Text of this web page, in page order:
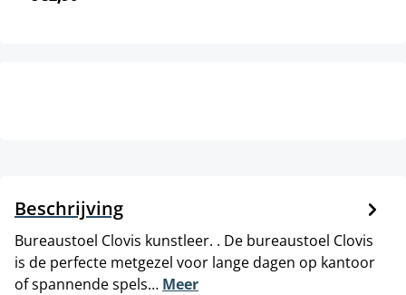
Beschrijving
Bureaustoel Clovis kunstleer. . De bureaustoel Clovis
is de perfecte metgezel voor lange dagen op kantoor
of spannende spels… Meer